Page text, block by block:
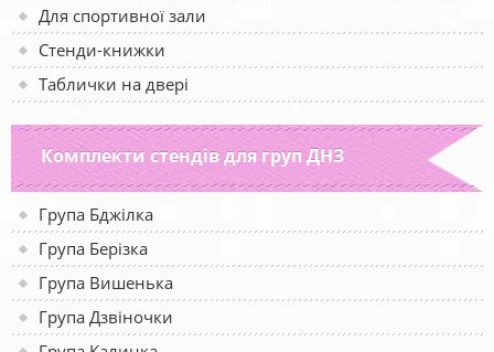
Для спортивної зали
Стенди-книжки
Таблички на двері
Комплекти стендів для груп ДНЗ
Група Бджілка
Група Берізка
Група Вишенька
Група Дзвіночки